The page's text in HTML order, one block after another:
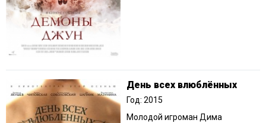
День всех влюблённых
Год: 2015
Молодой игроман Дима